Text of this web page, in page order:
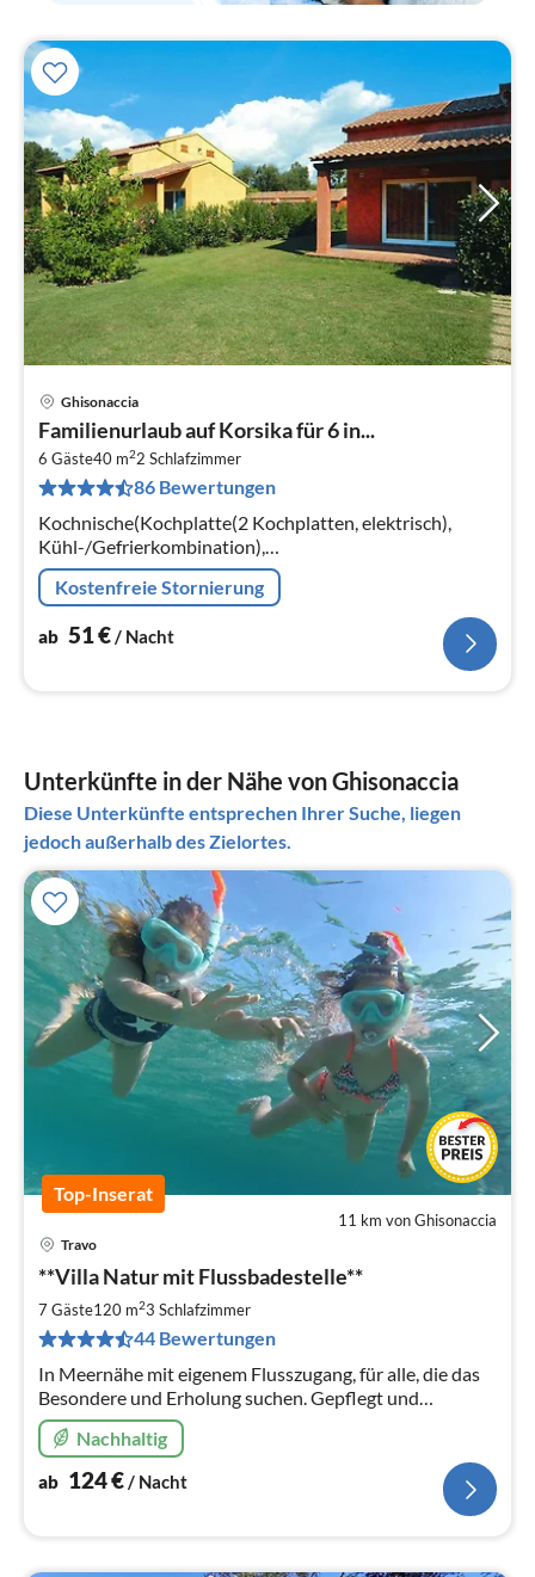
Ghisonaccia
Familienurlaub auf Korsika für 6 in...
6 Gäste40 m22 Schlafzimmer
86 Bewertungen
Kochnische(Kochplatte(2 Kochplatten, elektrisch),
Kühl-/Gefrierkombination),
Wohn/Esszimmer(Doppelschlafcouch(160 x 190 cm)),
Schlafzimmer(Doppelbett(160 x 190 cm))
Kostenfreie Stornierung
ab 51€/ Nacht
Unterkünfte in der Nähe von Ghisonaccia
Diese Unterkünfte entsprechen Ihrer Suche, liegen
jedoch außerhalb des Zielortes.
Top-Inserat
11 km von Ghisonaccia
Travo
**Villa Natur mit Flussbadestelle**
7 Gäste120 m23 Schlafzimmer
44 Bewertungen
In Meernähe mit eigenem Flusszugang, für alle, die das
Besondere und Erholung suchen. Gepflegt und
komfortabel eingerichtete Villa mit wunderschönem
Garten in einmaliger Naturlage
Nachhaltig
ab 124€/ Nacht